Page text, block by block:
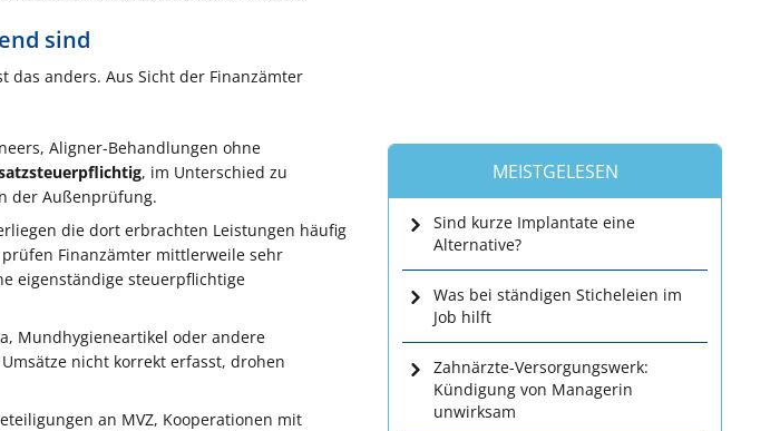
sind
das anders. Aus Sicht der Finanzämter
Aligner-Behandlungen ohne
, im Unterschied zu
der Außenprüfung.
die dort erbrachten Leistungen häufig
Finanzämter mittlerweile sehr
eigenständige steuerpflichtige
Mundhygieneartikel oder andere
nicht korrekt erfasst, drohen
an MVZ, Kooperationen mit
MEISTGELESEN
Sind kurze Implantate eine
Alternative?
Was bei ständigen Sticheleien im
Job hilft
Zahnärzte-Versorgungswerk:
Kündigung von Managerin
unwirksam